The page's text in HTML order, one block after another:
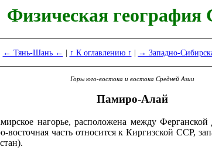
Физическая
← Тянь-Шань ← | ↑ К оглавлению ↑ | → Западно-
Горы юго-востока и востока Средней Азии
Памиро-Алай
нагорье, расположена между
восточная часть относится к Киргизской